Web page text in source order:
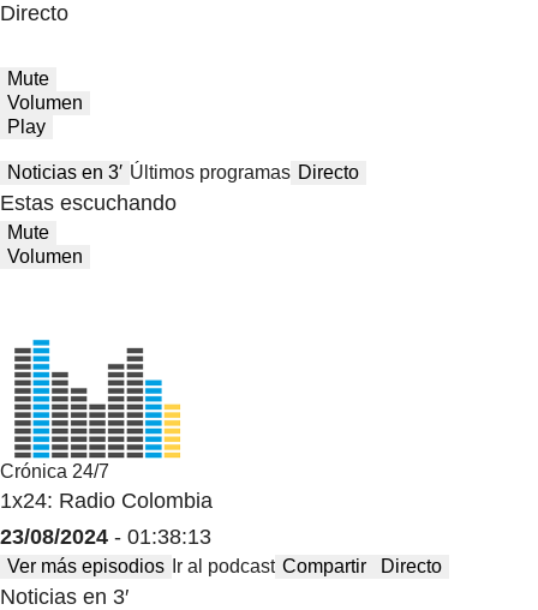
Directo
Mute
Volumen
Play
Noticias en 3′ Últimos programas Directo
Estas escuchando
Mute
Volumen
Crónica 24/7
1x24: Radio Colombia
23/08/2024 - 01:38:13
Ver más episodios Ir al podcast Compartir Directo
Noticias en 3′